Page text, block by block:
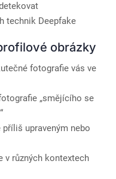
technik Deepfake
obrázky
fotografie vás ve
„smějícího se
příliš upraveným nebo
v různých kontextech